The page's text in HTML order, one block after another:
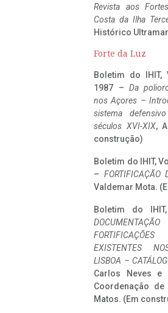
Revista aos
Costa da Ilha
Histórico
Forte da Luz
Boletim do IHIT,
1987 – Da
nos Açores –
sistema
séculos XVI-XIX,
construção)
Boletim do IHIT,
– FORTIFICAÇÃO
Valdemar Mota.
Boletim do
EXISTENTES
LISBOA –
Carlos Neves e
Coordenação
Matos. (Em